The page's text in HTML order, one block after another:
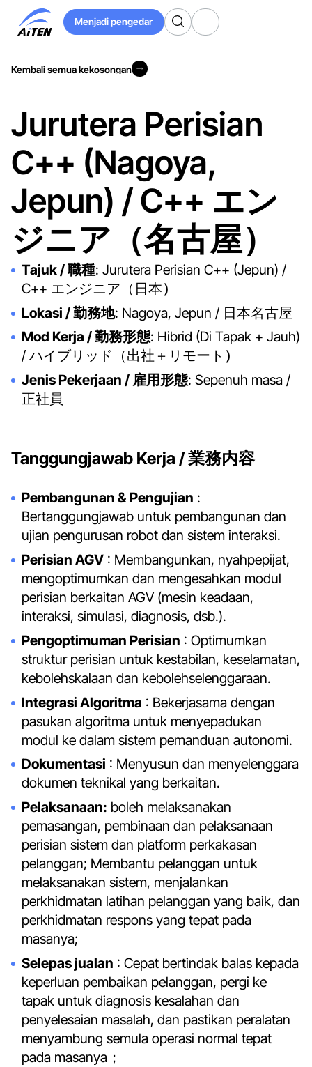
Langkau
Kandungan
Menjadi pengedar
Menjadi pengedar
Kembali semua kekosongan
Jurutera Perisian
C++ (Nagoya,
Jepun) / C++ エン
ジニア（名古屋）
Tajuk / 職種: Jurutera Perisian C++ (Jepun) /
C++ エンジニア（日本）
Lokasi / 勤務地: Nagoya, Jepun / 日本名古屋
Mod Kerja / 勤務形態: Hibrid (Di Tapak + Jauh)
/ ハイブリッド（出社＋リモート ）
Jenis Pekerjaan / 雇用形態: Sepenuh masa /
正社員
Tanggungjawab Kerja / 業務内容
Pembangunan & Pengujian :
Bertanggungjawab untuk pembangunan dan
ujian pengurusan robot dan sistem interaksi.
Perisian AGV : Membangunkan, nyahpepijat,
mengoptimumkan dan mengesahkan modul
perisian berkaitan AGV (mesin keadaan,
interaksi, simulasi, diagnosis, dsb.).
Pengoptimuman Perisian : Optimumkan
struktur perisian untuk kestabilan, keselamatan,
kebolehskalaan dan kebolehselenggaraan.
Integrasi Algoritma : Bekerjasama dengan
pasukan algoritma untuk menyepadukan
modul ke dalam sistem pemanduan autonomi.
Dokumentasi : Menyusun dan menyelenggara
dokumen teknikal yang berkaitan.
Pelaksanaan: boleh melaksanakan
pemasangan, pembinaan dan pelaksanaan
perisian sistem dan platform perkakasan
pelanggan; Membantu pelanggan untuk
melaksanakan sistem, menjalankan
perkhidmatan latihan pelanggan yang baik, dan
perkhidmatan respons yang tepat pada
masanya;
Selepas jualan : Cepat bertindak balas kepada
keperluan pembaikan pelanggan, pergi ke
tapak untuk diagnosis kesalahan dan
penyelesaian masalah, dan pastikan peralatan
menyambung semula operasi normal tepat
pada masanya；